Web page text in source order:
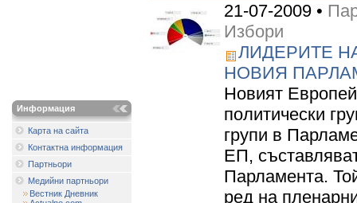
Информация
Карта на сайта
Контактна информация
Партньори
Медийни партньори
Вестник Дневник
21-07-2009 •
Избори
ЛИДЕРИТЕ
НОВИЯ
Новият
политически
групи в
ЕП,
Парламента.
ред на